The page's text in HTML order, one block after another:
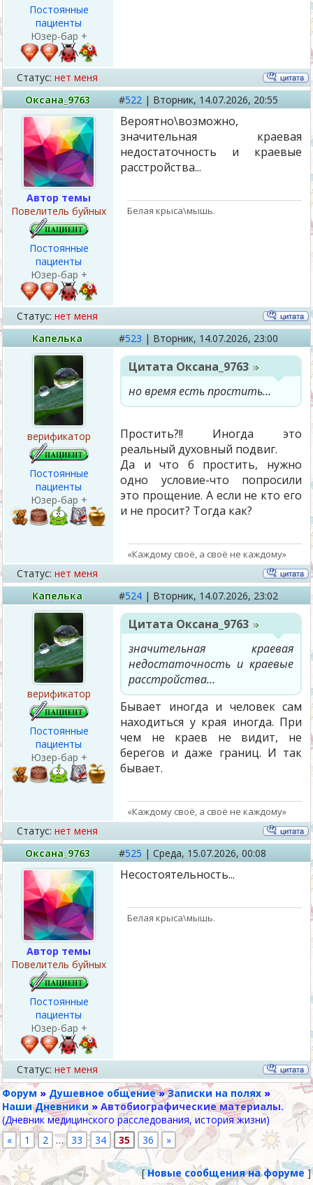
Постоянные
пациенты
Юзер-бар +
Статус: нет меня
Оксана_9763
#522 | Вторник, 14.07.2026, 20:55
Автор темы
Повелитель буйных
Постоянные
пациенты
Юзер-бар +
Вероятно\возможно,
значительная краевая
недостаточность и краевые
расстройства...
Белая крыса\мышь.
Статус: нет меня
Капелька
#523 | Вторник, 14.07.2026, 23:00
верификатор
Постоянные
пациенты
Юзер-бар +
Цитата Оксана_9763
но время есть простить...
Простить?!! Иногда это
реальный духовный подвиг.
Да и что б простить, нужно
одно условие-что попросили
это прощение. А если не кто его
и не просит? Тогда как?
«Каждому своё, а своё не каждому»
Статус: нет меня
Капелька
#524 | Вторник, 14.07.2026, 23:02
верификатор
Постоянные
пациенты
Юзер-бар +
Цитата Оксана_9763
значительная краевая
недостаточность и краевые
расстройства...
Бывает иногда и человек сам
находиться у края иногда. При
чем не краев не видит, не
берегов и даже границ. И так
бывает.
«Каждому своё, а своё не каждому»
Статус: нет меня
Оксана_9763
#525 | Среда, 15.07.2026, 00:08
Автор темы
Повелитель буйных
Постоянные
пациенты
Юзер-бар +
Несостоятельность...
Белая крыса\мышь.
Статус: нет меня
Форум » Душевное общение » Записки на полях »
Наши Дневники » Автобиографические материалы.
(Дневник медицинского расследования, история жизни)
«
1 2 … 33 34 35 36 »
[Новые сообщения на форуме]